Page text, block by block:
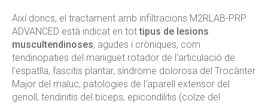
Així doncs, el tractament amb infiltracions M2RLAB-PRP
ADVANCED està indicat en tottipus de lesions
muscultendinoses, agudes i cròniques, com
tendinopaties del maniguet rotador de l'articulació de
l'espatlla, fascitis plantar, síndrome dolorosa del Trocànter
Major del maluc, patologies de l'aparell extensor del
genoll, tendinitis del bíceps, epicondilitis (colze del